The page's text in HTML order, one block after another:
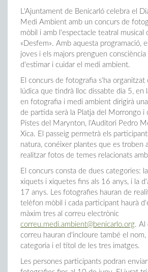
L'Ajuntament de Benicarló celebra el
Medi Ambient amb un concurs de
mòbil i amb l'espectacle teatral musical
«Desfem». Amb aquesta programació,
joves i els majors prenguen
d'estimar i cuidar el medi ambient.
El concurs de fotografia s'ha organitzat
lúdica que tindrà lloc dissabte dia 5, en
en fotografia i medi ambient dirigirà
de partida serà la Platja del Morrongo i
Pistes del Marynton, l'Auditori Pedro
Xica. El passeig permetrà els
natura, conéixer plantes que es troben
realitzar fotos de temes relacionats
El concurs consta de dues categories:
xiquets i xiquetes fins als 16 anys, i la
17 anys. Les fotografies hauran de
telèfon mòbil i cada participant haurà
màxim tres al correu electrònic
correu.medi.ambient@benicarlo.org. Al
correu hauran d'incloure també el nom,
categoria i el títol de les tres imatges.
Les persones participants podran